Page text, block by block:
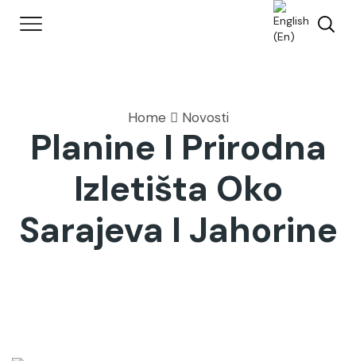
Home Novosti
Planine I Prirodna
Izletišta Oko
Sarajeva I Jahorine